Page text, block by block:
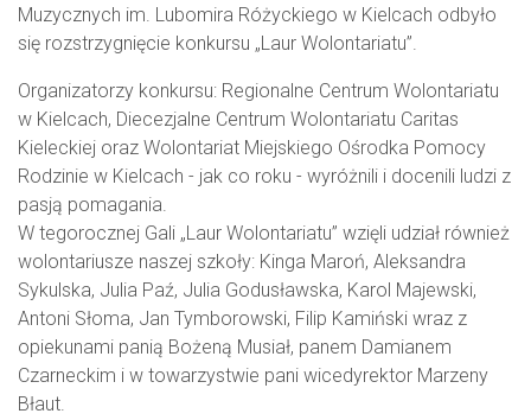
Muzycznych im. Lubomira Różyckiego w Kielcach odbyło
się rozstrzygnięcie konkursu „Laur Wolontariatu”.
Organizatorzy konkursu: Regionalne Centrum Wolontariatu
w Kielcach, Diecezjalne Centrum Wolontariatu Caritas
Kieleckiej oraz Wolontariat Miejskiego Ośrodka Pomocy
Rodzinie w Kielcach - jak co roku - wyróżnili i docenili ludzi z
pasją pomagania.
W tegorocznej Gali „Laur Wolontariatu” wzięli udział również
wolontariusze naszej szkoły: Kinga Maroń, Aleksandra
Sykulska, Julia Paź, Julia Godusławska, Karol Majewski,
Antoni Słoma, Jan Tymborowski, Filip Kamiński wraz z
opiekunami panią Bożeną Musiał, panem Damianem
Czarneckim i w towarzystwie pani wicedyrektor Marzeny
Błaut.